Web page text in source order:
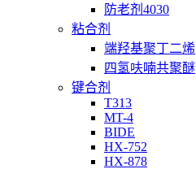
防老剂4030
粘合剂
端羟基聚丁二烯
四氢呋喃共聚醚
键合剂
T313
MT-4
BIDE
HX-752
HX-878